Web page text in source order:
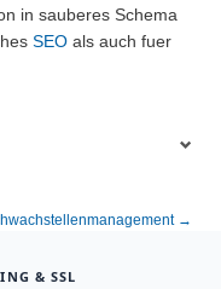
in sauberes Schema
SEO als auch fuer
→
& SSL